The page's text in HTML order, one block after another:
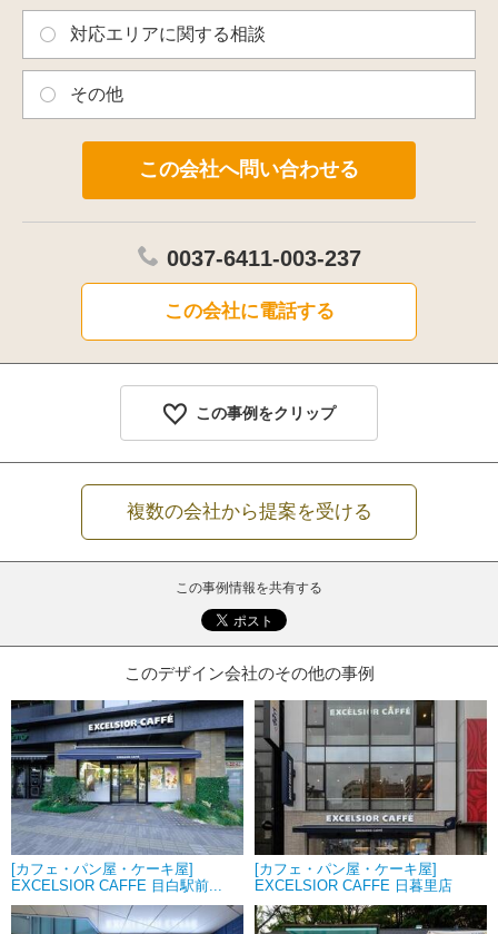
対応エリアに関する相談
その他
0037-6411-003-237
この会社に電話する
この事例をクリップ
複数の会社から提案を受ける
この事例情報を共有する
このデザイン会社のその他の事例
[カフェ・パン屋・ケーキ屋]
EXCELSIOR CAFFE 目白駅前...
[カフェ・パン屋・ケーキ屋]
EXCELSIOR CAFFE 日暮里店